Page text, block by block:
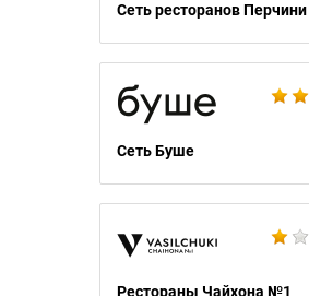
Сеть ресторанов Перчини
Сеть Буше
Рестораны Чайхона №1